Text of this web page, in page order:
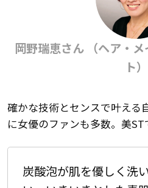
岡野瑞恵さん （ヘア・
ト）
確かな技術とセンスで叶える
に女優のファンも多数。美ST
炭酸泡が肌を優しく洗